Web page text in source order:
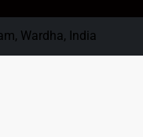
Wardha, India